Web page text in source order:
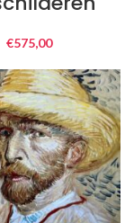
€575,00